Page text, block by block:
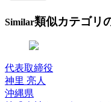
Similar類似カテゴリ
代表取締役
神里 亮人
沖縄県